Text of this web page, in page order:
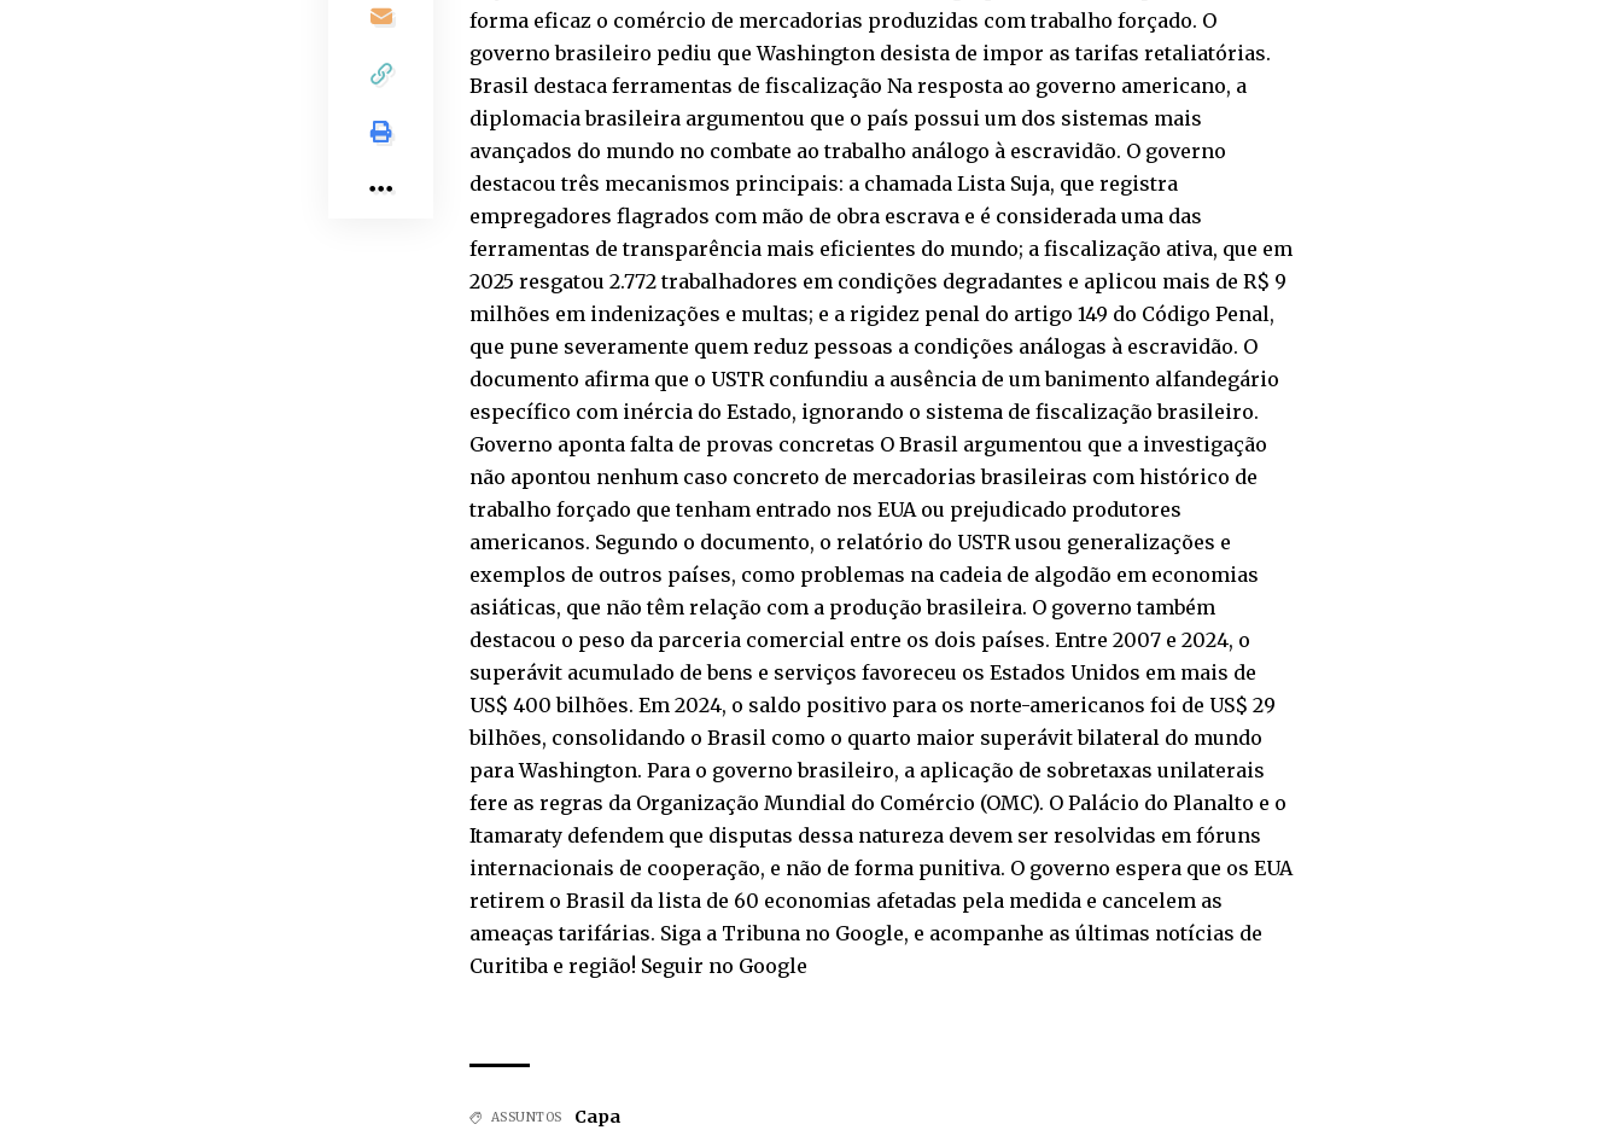
forma eficaz o comércio de mercadorias produzidas com trabalho forçado. O
governo brasileiro pediu que Washington desista de impor as tarifas retaliatórias.
Brasil destaca ferramentas de fiscalização Na resposta ao governo americano, a
diplomacia brasileira argumentou que o país possui um dos sistemas mais
avançados do mundo no combate ao trabalho análogo à escravidão. O governo
destacou três mecanismos principais: a chamada Lista Suja, que registra
empregadores flagrados com mão de obra escrava e é considerada uma das
ferramentas de transparência mais eficientes do mundo; a fiscalização ativa, que em
2025 resgatou 2.772 trabalhadores em condições degradantes e aplicou mais de R$ 9
milhões em indenizações e multas; e a rigidez penal do artigo 149 do Código Penal,
que pune severamente quem reduz pessoas a condições análogas à escravidão. O
documento afirma que o USTR confundiu a ausência de um banimento alfandegário
específico com inércia do Estado, ignorando o sistema de fiscalização brasileiro.
Governo aponta falta de provas concretas O Brasil argumentou que a investigação
não apontou nenhum caso concreto de mercadorias brasileiras com histórico de
trabalho forçado que tenham entrado nos EUA ou prejudicado produtores
americanos. Segundo o documento, o relatório do USTR usou generalizações e
exemplos de outros países, como problemas na cadeia de algodão em economias
asiáticas, que não têm relação com a produção brasileira. O governo também
destacou o peso da parceria comercial entre os dois países. Entre 2007 e 2024, o
superávit acumulado de bens e serviços favoreceu os Estados Unidos em mais de
US$ 400 bilhões. Em 2024, o saldo positivo para os norte-americanos foi de US$ 29
bilhões, consolidando o Brasil como o quarto maior superávit bilateral do mundo
para Washington. Para o governo brasileiro, a aplicação de sobretaxas unilaterais
fere as regras da Organização Mundial do Comércio (OMC). O Palácio do Planalto e o
Itamaraty defendem que disputas dessa natureza devem ser resolvidas em fóruns
internacionais de cooperação, e não de forma punitiva. O governo espera que os EUA
retirem o Brasil da lista de 60 economias afetadas pela medida e cancelem as
ameaças tarifárias. Siga a Tribuna no Google, e acompanhe as últimas notícias de
Curitiba e região! Seguir no Google
ASSUNTOS Capa